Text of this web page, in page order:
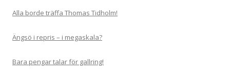
Alla borde träffa Thomas Tidholm!
Ängsö i repris – i megaskala?
Bara pengar talar för gallring!